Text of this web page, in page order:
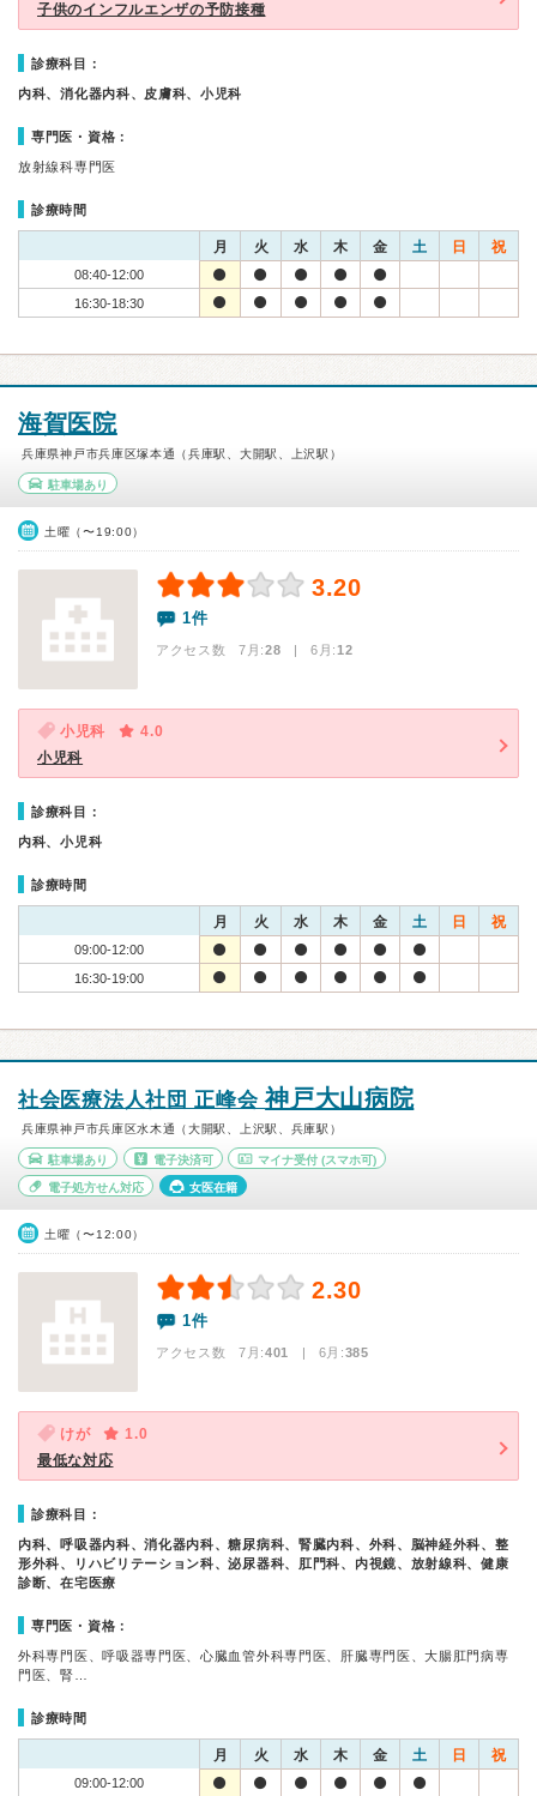
子供のインフルエンザの予防接種
診療科目：
内科、消化器内科、皮膚科、小児科
専門医・資格：
放射線科専門医
診療時間
月 火 水 木 金 土 日 祝
08:40-12:00
16:30-18:30
海賀医院
兵庫県神戸市兵庫区塚本通（兵庫駅、大開駅、上沢駅）
駐車場あり
土曜（〜19:00）
3.20
1件
アクセス数 7月:28 | 6月:12
小児科
4.0
小児科
診療科目：
内科、小児科
診療時間
月 火 水 木 金 土 日 祝
09:00-12:00
16:30-19:00
社会医療法人社団 正峰会神戸大山病院
兵庫県神戸市兵庫区水木通（大開駅、上沢駅、兵庫駅）
駐車場あり 電子決済可 マイナ受付 (スマホ可)
電子処方せん対応 女医在籍
土曜（〜12:00）
2.30
1件
アクセス数 7月:401 | 6月:385
けが
1.0
最低な対応
診療科目：
内科、呼吸器内科、消化器内科、糖尿病科、腎臓内科、外科、脳神経外科、整
形外科、リハビリテーション科、泌尿器科、肛門科、内視鏡、放射線科、健康
診断、在宅医療
専門医・資格：
外科専門医、呼吸器専門医、心臓血管外科専門医、肝臓専門医、大腸肛門病専
門医、腎…
診療時間
月 火 水 木 金 土 日 祝
09:00-12:00